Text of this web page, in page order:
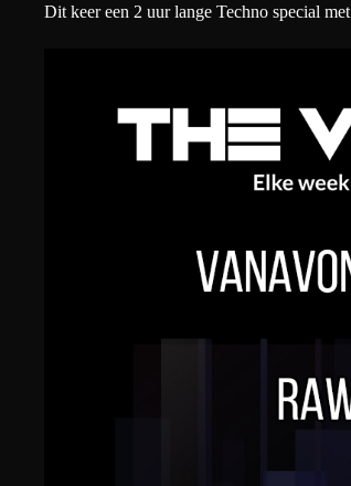
Dit keer een 2 uur lange Techno special met